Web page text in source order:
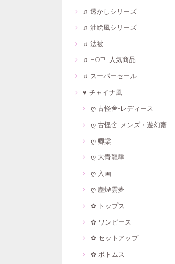
♫ 透かしシリーズ
♫ 油絵風シリーズ
♫ 法被
♫ HOT!! 人気商品
♫ スーパーセール
♥ チャイナ風
ღ 古怪舍-レディース
ღ 古怪舍-メンズ・遊幻齋
ღ 卿棠
ღ 大青龍肆
ღ 入画
ღ 塵煙雲夢
✿ トップス
✿ ワンピース
✿ セットアップ
✿ ボトムス